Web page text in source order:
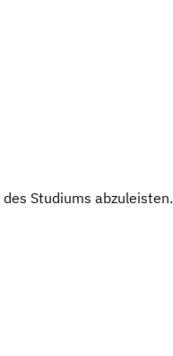
Studiums abzuleisten.